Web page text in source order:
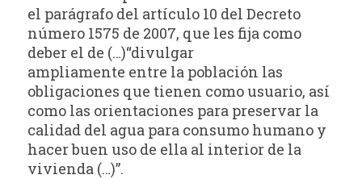
el parágrafo del artículo 10 del Decreto
número 1575 de 2007, que les fija como
deber el de (…)“divulgar
ampliamente entre la población las
obligaciones que tienen como usuario, así
como las orientaciones para preservar la
calidad del agua para consumo humano y
hacer buen uso de ella al interior de la
vivienda (…)”.